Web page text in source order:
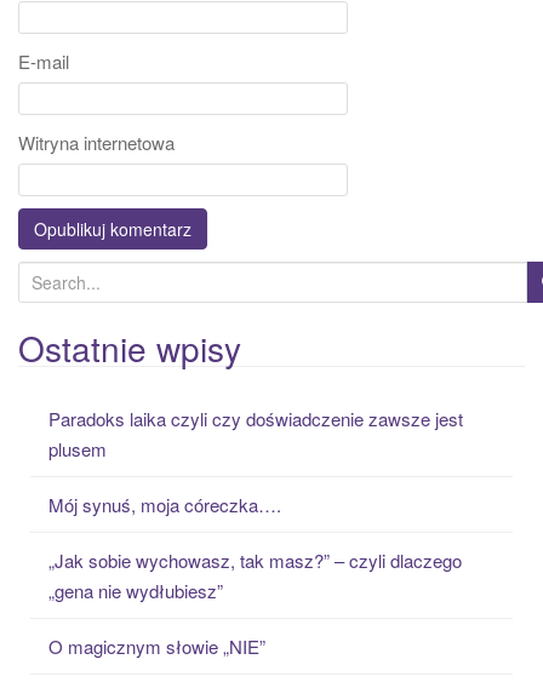
E-mail
Witryna internetowa
e
a
r
Ostatnie wpisy
Paradoks laika czyli czy doświadczenie zawsze jest
plusem
Mój synuś, moja córeczka….
„Jak sobie wychowasz, tak masz?” – czyli dlaczego
„gena nie wydłubiesz”
O magicznym słowie „NIE”